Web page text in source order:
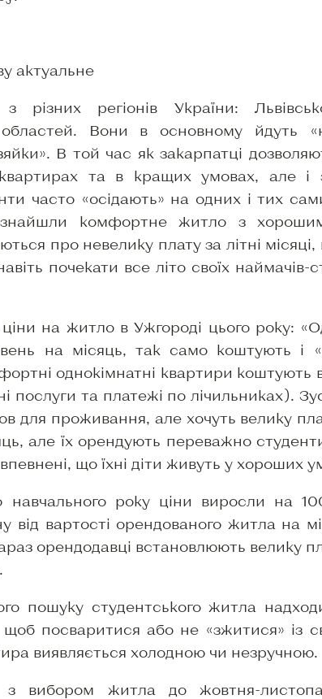
актуальне
регіонів України:
областей. Вони в основному йдуть
В той час як закарпатці
та в кращих умовах, але і
часто «осідають» на одних і тих
комфортне житло з
про невелику плату за літні
почекати все літо своїх
на житло в Ужгороді цього року:
на місяць, так само коштують і
однокімнатні квартири коштують
послуги та платежі по лічильниках).
для проживання, але хочуть велику
але їх орендують переважно
що їхні діти живуть у хороших
навчального року ціни виросли на
від вартості орендованого житла на
орендодавці встановлюють велику
пошуку студентського житла
щоб посваритися або не «зжитися» із
виявляється холодною чи незручною.
вибором житла до жовтня-